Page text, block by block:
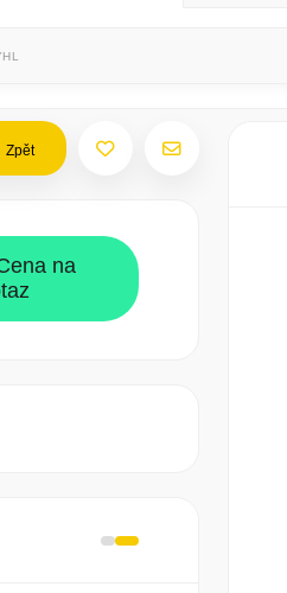
- ZADAR, NIN
Zpět
na